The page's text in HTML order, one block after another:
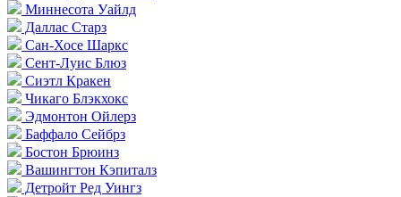
Миннесота Уайлд
Даллас Старз
Сан-Хосе Шаркс
Сент-Луис Блюз
Сиэтл Кракен
Чикаго Блэкхокс
Эдмонтон Ойлерз
Баффало Сейбрз
Бостон Брюинз
Вашингтон Кэпиталз
Детройт Ред Уингз